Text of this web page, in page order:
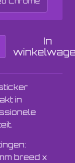
In
in
breed x